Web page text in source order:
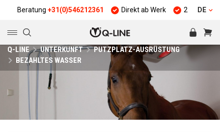
+31(0)546212361 Direkt ab Werk 25 Jahre DE
Q-LINE UNTERKUNFT
PUTZPLATZ-AUSRÜSTUNG
BEZAHLTES WASSER